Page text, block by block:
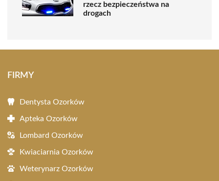
rzecz bezpieczeństwa na
drogach
FIRMY
Dentysta Ozorków
Apteka Ozorków
Lombard Ozorków
Kwiaciarnia Ozorków
Weterynarz Ozorków